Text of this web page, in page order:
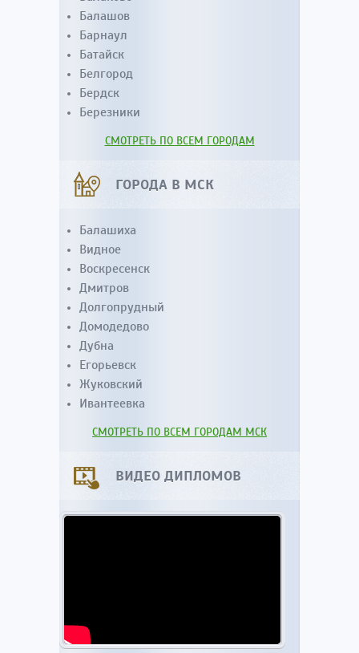
Балашов
Барнаул
Батайск
Белгород
Бердск
Березники
СМОТРЕТЬ ПО ВСЕМ ГОРОДАМ
ГОРОДА В МСК
Балашиха
Видное
Воскресенск
Дмитров
Долгопрудный
Домодедово
Дубна
Егорьевск
Жуковский
Ивантеевка
СМОТРЕТЬ ПО ВСЕМ ГОРОДАМ МСК
ВИДЕО ДИПЛОМОВ